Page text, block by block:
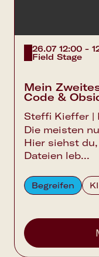
26.07 12:00 -
Field Stage
Mein
Code &
Steffi Kieffer |
Die meisten
Hier siehst
Dateien leb...
Begreifen